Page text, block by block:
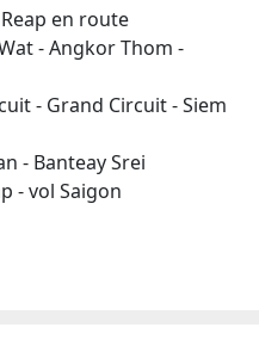
en route
- Angkor Thom -
- Grand Circuit - Siem
- Banteay Srei
- vol Saigon